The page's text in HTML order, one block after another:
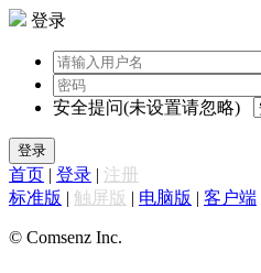
登录
安全提问(未设置请忽略)
登录
首页 | 登录 | 注册
标准版 | 触屏版 | 电脑版 | 客户端
© Comsenz Inc.